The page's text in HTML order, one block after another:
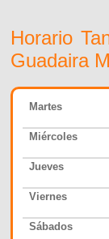
Horario
Guadaira
Martes
Miércoles
Jueves
Viernes
Sábados